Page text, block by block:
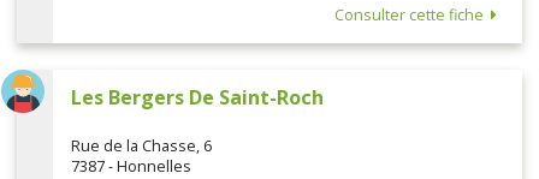
Consulter cette fiche
Les Bergers De Saint-Roch
Rue de la Chasse, 6
7387 - Honnelles